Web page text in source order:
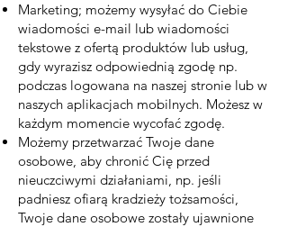
Marketing; możemy wysyłać do Ciebie
wiadomości e-mail lub wiadomości
tekstowe z ofertą produktów lub usług,
gdy wyrazisz odpowiednią zgodę np.
podczas logowana na naszej stronie lub w
naszych aplikacjach mobilnych. Możesz w
każdym momencie wycofać zgodę.
Możemy przetwarzać Twoje dane
osobowe, aby chronić Cię przed
nieuczciwymi działaniami, np. jeśli
padniesz ofiarą kradzieży tożsamości,
Twoje dane osobowe zostały ujawnione